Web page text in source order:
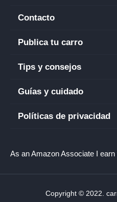
Contacto
Publica tu carro
Tips y consejos
Guías y cuidado
Políticas de privacidad
As an Amazon Associate I
Copyright © 2022.